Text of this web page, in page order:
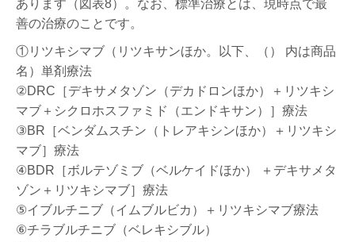
あります（図表8）。なお、標準治療とは、現時点で最
善の治療のことです。
①リツキシマブ（リツキサンほか。以下、（） 内は商品
名）単剤療法
②DRC［デキサメタゾン（デカドロンほか）＋リツキシ
マブ＋シクロホスファミド（エンドキサン）］療法
③BR［ベンダムスチン（トレアキシンほか）＋リツキシ
マブ］療法
④BDR［ボルテゾミブ（ベルケイドほか） ＋デキサメタ
ゾン＋リツキシマブ］療法
⑤イブルチニブ（イムブルビカ）＋リツキシマブ療法
⑥チラブルチニブ（ベレキシブル）